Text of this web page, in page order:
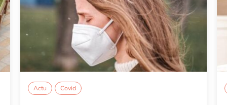
Actu Covid